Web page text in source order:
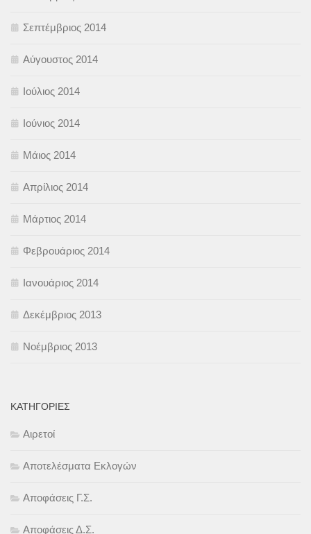
Σεπτέμβριος 2014
Αύγουστος 2014
Ιούλιος 2014
Ιούνιος 2014
Μάιος 2014
Απρίλιος 2014
Μάρτιος 2014
Φεβρουάριος 2014
Ιανουάριος 2014
Δεκέμβριος 2013
Νοέμβριος 2013
KΑΤΗΓΟΡΊΕΣ
Αιρετοί
Αποτελέσματα Εκλογών
Αποφάσεις Γ.Σ.
Αποφάσεις Δ.Σ.